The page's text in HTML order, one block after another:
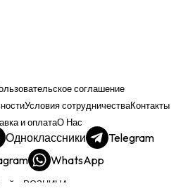
соглашение
Условия сотрудничестваКонтакты
и оплатаО Нас
Одноклассники
Telegram
WhatsApp
РОЗНИЦА